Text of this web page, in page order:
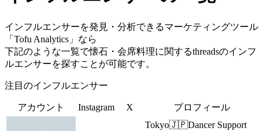
インフルエンサーを発見・分析できるマーケティングツール
「Tofu Analytics」なら
下記のような一覧で懐石・会席料理に関するthreadsのインフ
ルエンサーを探すことが可能です。
注目のインフルエンサー
アカウント Instagram X プロフィール
Tokyo🇯🇵Dancer Support